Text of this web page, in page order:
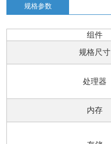
规格参数
组件
规格尺寸
处理器
内存